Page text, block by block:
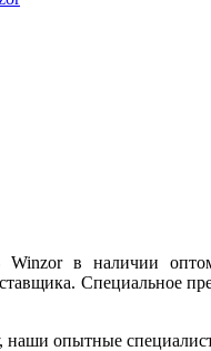
Winzor в наличии
Специальное
наши опытные